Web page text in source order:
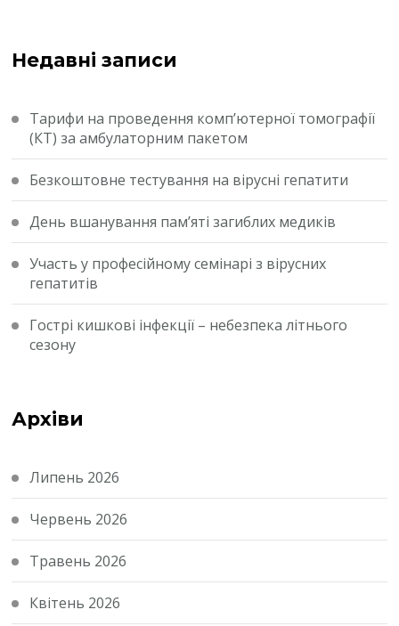
Недавні записи
Тарифи на проведення комп’ютерної томографії
(КТ) за амбулаторним пакетом
Безкоштовне тестування на вірусні гепатити
День вшанування пам’яті загиблих медиків
Участь у професійному семінарі з вірусних
гепатитів
Гострі кишкові інфекції – небезпека літнього
сезону
Архіви
Липень 2026
Червень 2026
Травень 2026
Квітень 2026